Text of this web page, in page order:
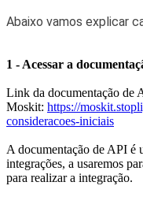
Abaixo vamos explicar
1 - Acessar a
Link da documentação de
Moskit: https://
consideracoes-iniciais
A documentação de API é
integrações, a usaremos
para realizar a integração.